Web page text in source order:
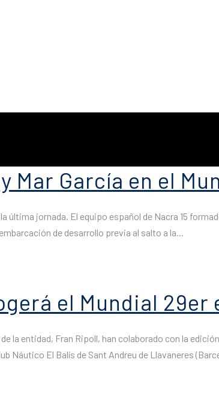
Mar García en el
jornada. El equipo español de Nacra 15
de desarrollo previa al salto a la...
el Mundial 29er
la entidad, Fran Ripoll, han colaborado con la
Náutico El Balís de Sant Andreu de Llavaneres